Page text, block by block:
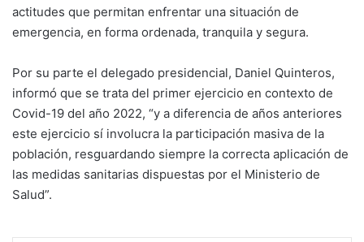
actitudes que permitan enfrentar una situación de
emergencia, en forma ordenada, tranquila y segura.
Por su parte el delegado presidencial, Daniel Quinteros,
informó que se trata del primer ejercicio en contexto de
Covid-19 del año 2022, “y a diferencia de años anteriores
este ejercicio sí involucra la participación masiva de la
población, resguardando siempre la correcta aplicación de
las medidas sanitarias dispuestas por el Ministerio de
Salud”.